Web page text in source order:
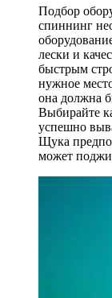
Подбор
спиннинг
лески и
быстрым
нужное
она должна
Выбирайте
успешно
Щука
может